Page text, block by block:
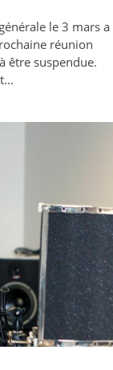
le 3 mars a
réunion
être suspendue.